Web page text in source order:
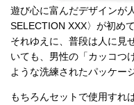
遊び心に富んだデザインが
SELECTION XXX〉が初め
それゆえに、普段は人に見
いても、男性の「カッコつ
ような洗練されたパッケー
もちろんセットで使用すれ